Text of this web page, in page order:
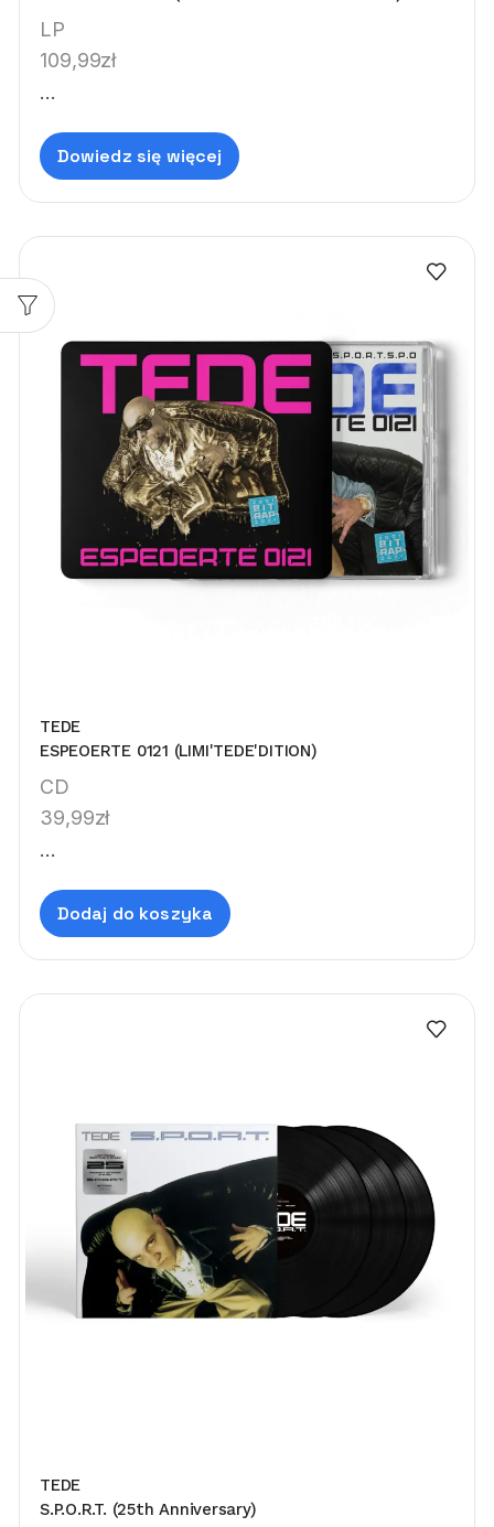
LP
109,99zł
...
Dowiedz się więcej
TEDE
ESPEOERTE 0121 (LIMI'TEDE'DITION)
CD
39,99zł
...
Dodaj do koszyka
TEDE
S.P.O.R.T. (25th Anniversary)